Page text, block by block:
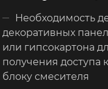
Необходимость
декоративных
или гипсокартона
получения доступа
блоку смесителя